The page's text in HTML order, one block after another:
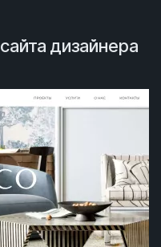
дизайнера